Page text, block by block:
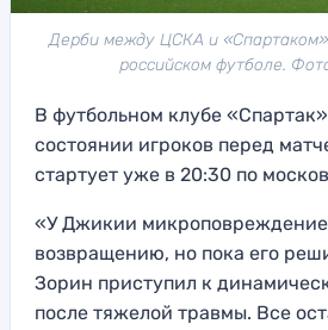
Дерби между ЦСКА и
российском футболе.
В футбольном клубе
состоянии игроков перед
стартует уже в 20:30 по
«У Джикии
возвращению, но пока его
Зорин приступил к
после тяжелой травмы. Все